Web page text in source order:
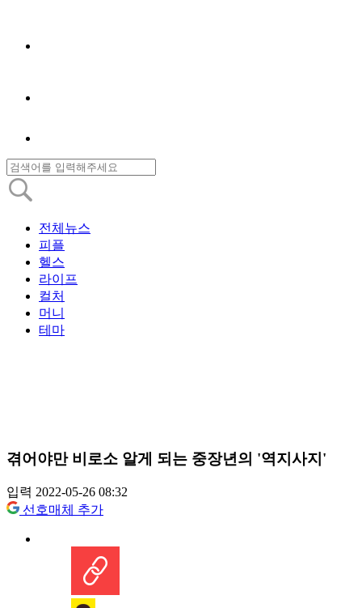
전체뉴스
피플
헬스
라이프
컬처
머니
테마
겪어야만 비로소 알게 되는 중장년의 '역지사지'
입력 2022-05-26 08:32
선호매체 추가